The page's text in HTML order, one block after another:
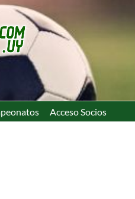
Acceso Socios